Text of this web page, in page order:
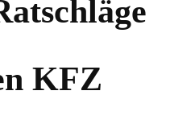
KFZ